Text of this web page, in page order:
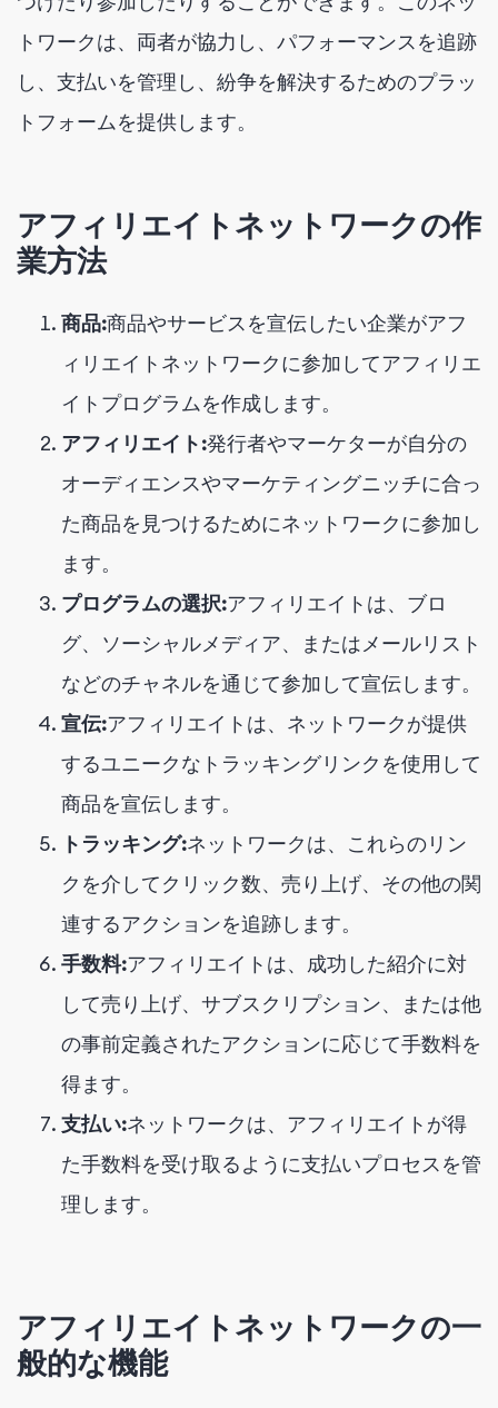
トワークは、両者が協力し、パフォーマンスを追跡
し、支払いを管理し、紛争を解決するためのプラッ
トフォームを提供します。
アフィリエイトネットワークの作
業方法
商品:商品やサービスを宣伝したい企業がアフ
ィリエイトネットワークに参加してアフィリエ
イトプログラムを作成します。
アフィリエイト:発行者やマーケターが自分の
オーディエンスやマーケティングニッチに合っ
た商品を見つけるためにネットワークに参加し
ます。
プログラムの選択:アフィリエイトは、ブロ
グ、ソーシャルメディア、またはメールリスト
などのチャネルを通じて参加して宣伝します。
宣伝:アフィリエイトは、ネットワークが提供
するユニークなトラッキングリンクを使用して
商品を宣伝します。
トラッキング:ネットワークは、これらのリン
クを介してクリック数、売り上げ、その他の関
連するアクションを追跡します。
手数料:アフィリエイトは、成功した紹介に対
して売り上げ、サブスクリプション、または他
の事前定義されたアクションに応じて手数料を
得ます。
支払い:ネットワークは、アフィリエイトが得
た手数料を受け取るように支払いプロセスを管
理します。
アフィリエイトネットワークの一
般的な機能